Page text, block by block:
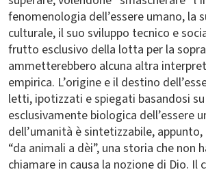
fenomenologia dell’essere umano, la
culturale, il suo sviluppo tecnico e
frutto esclusivo della lotta per la
ammetterebbero alcuna altra
empirica. L’origine e il destino
letti, ipotizzati e spiegati basandosi
esclusivamente biologica dell’essere
dell’umanità è sintetizzabile, appunto,
“da animali a dèi”, una storia che non
chiamare in causa la nozione di Dio. Il